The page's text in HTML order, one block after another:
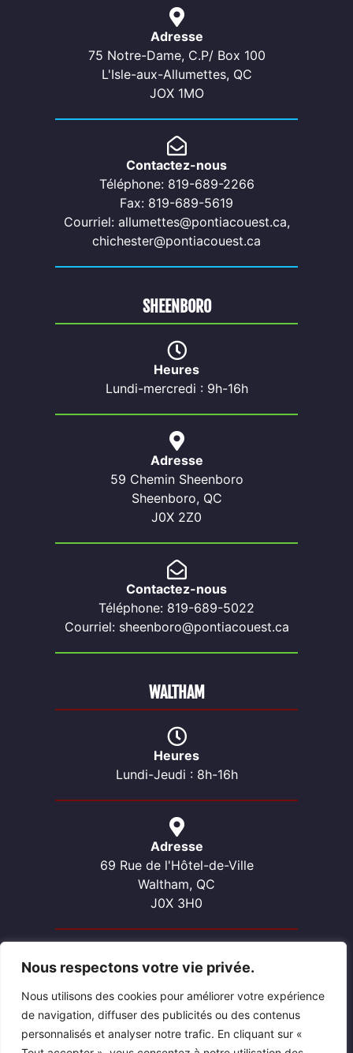
Nous respectons votre vie privée.
Nous utilisons des cookies pour améliorer votre expérience
de navigation, diffuser des publicités ou des contenus
personnalisés et analyser notre trafic. En cliquant sur «
Adresse
75 Notre-Dame, C.P/ Box 100
L'Isle-aux-Allumettes, QC
JOX 1MO
Contactez-nous
Téléphone: 819-689-2266
Fax: 819-689-5619
Courriel: allumettes@pontiacouest.ca,
chichester@pontiacouest.ca
SHEENBORO
Heures
Lundi-mercredi : 9h-16h
Adresse
59 Chemin Sheenboro
Sheenboro, QC
J0X 2Z0
Contactez-nous
Téléphone: 819-689-5022
Courriel: sheenboro@pontiacouest.ca
Heures
Lundi-Jeudi : 8h-16h
Adresse
69 Rue de l'Hôtel-de-Ville
Waltham, QC
J0X 3H0
Contactez-nous
Téléphone: 819-689-2057
Courriel: waltham@pontiacouest.ca
WALTHAM